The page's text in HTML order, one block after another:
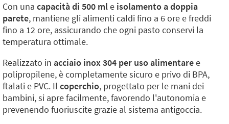
Con una capacità di 500 mle isolamento a doppia
parete, mantiene gli alimenti caldi fino a 6 ore e freddi
fino a 12 ore, assicurando che ogni pasto conservi la
temperatura ottimale.
Realizzato in acciaio inox 304 per uso alimentaree
polipropilene, è completamente sicuro e privo di BPA,
ftalati e PVC. Il coperchio, progettato per le mani dei
bambini, si apre facilmente, favorendo l'autonomia e
prevenendo fuoriuscite grazie al sistema antigoccia.